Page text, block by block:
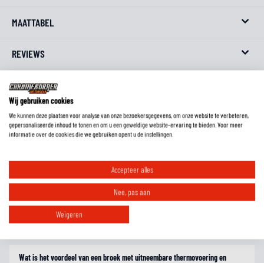
MAATTABEL
REVIEWS
FAQ
Hoe weet ik wat de lengtemaat van een broek is?
Welke protectie zit er in deze broek?
Wat is het voordeel van een gelamineerd waterdicht membraan?
Wat is het voordeel van een broek met uitneembare thermovoering en
Wij gebruiken cookies
We kunnen deze plaatsen voor analyse van onze bezoekersgegevens, om onze website te verbeteren,
gepersonaliseerde inhoud te tonen en om u een geweldige website-ervaring te bieden. Voor meer
informatie over de cookies die we gebruiken opent u de instellingen.
Accepteer alles
Nee, pas aan
Weigeren